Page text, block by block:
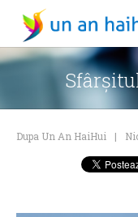
Dupa Un An HaiHui